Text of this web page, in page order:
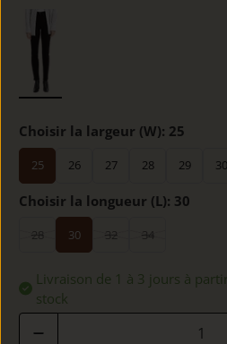
Choisir la largeur (W): 25
25 26 27 28 29 30
Choisir la longueur (L): 30
28 30 32 34
Livraison de 1 à 3 jours à
stock